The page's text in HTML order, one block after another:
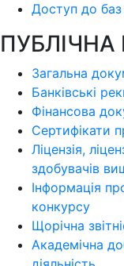
Доступ до
ПУБЛІЧНА
Загальна
Банківські
Фінансова
Сертифікати
Ліцензія,
здобувачів
Інформація
конкурсу
Щорічна
Академічна